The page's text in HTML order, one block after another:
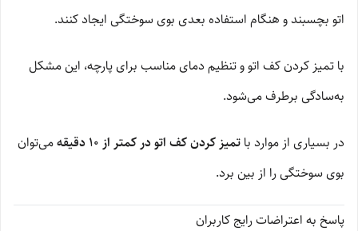
اتو بچسبند و هنگام استفاده بعدی بوی سوختگی ایجاد کنند.
با تمیز کردن کف اتو و تنظیم دمای مناسب برای پارچه، این مشکل
به‌سادگی برطرف می‌شود.
در بسیاری از موارد با تمیز کردن کف اتو در کمتر از 10 دقیقه
می‌توان
بوی سوختگی را از بین برد.
پاسخ به اعتراضات رایج کاربران